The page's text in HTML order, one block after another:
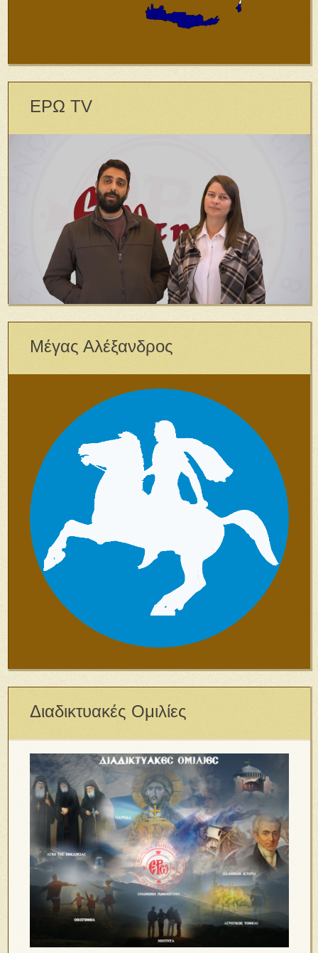
ΕΡΩ TV
Μέγας Αλέξανδρος
Διαδικτυακές Ομιλίες